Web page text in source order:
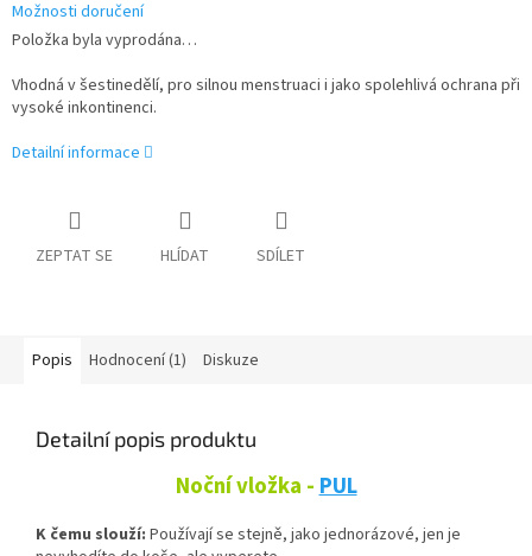
Možnosti doručení
Položka byla vyprodána…
Vhodná v šestinedělí, pro silnou menstruaci i jako spolehlivá ochrana při
vysoké inkontinenci.
Detailní informace
ZEPTAT SE HLÍDAT SDÍLET
Popis Hodnocení (1) Diskuze
Detailní popis produktu
Noční vložka - PUL
K čemu slouží: Používají se stejně, jako jednorázové, jen je